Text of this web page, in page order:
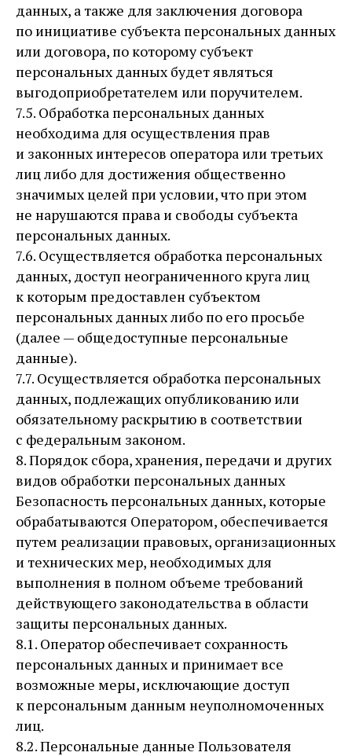
данных, а также для заключения договора
по инициативе субъекта персональных данных
или договора, по которому субъект
персональных данных будет являться
выгодоприобретателем или поручителем.
7.5. Обработка персональных данных
необходима для осуществления прав
и законных интересов оператора или третьих
лиц либо для достижения общественно
значимых целей при условии, что при этом
не нарушаются права и свободы субъекта
персональных данных.
7.6. Осуществляется обработка персональных
данных, доступ неограниченного круга лиц
к которым предоставлен субъектом
персональных данных либо по его просьбе
(далее — общедоступные персональные
данные).
7.7. Осуществляется обработка персональных
данных, подлежащих опубликованию или
обязательному раскрытию в соответствии
с федеральным законом.
8. Порядок сбора, хранения, передачи и других
видов обработки персональных данных
Безопасность персональных данных, которые
обрабатываются Оператором, обеспечивается
путем реализации правовых, организационных
и технических мер, необходимых для
выполнения в полном объеме требований
действующего законодательства в области
защиты персональных данных.
8.1. Оператор обеспечивает сохранность
персональных данных и принимает все
возможные меры, исключающие доступ
к персональным данным неуполномоченных
лиц.
8.2. Персональные данные Пользователя